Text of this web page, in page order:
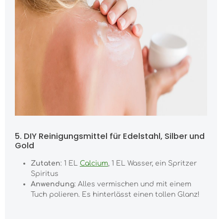
5. DIY Reinigungsmittel für Edelstahl, Silber und
Gold
Zutaten: 1 EL Calcium, 1 EL Wasser, ein Spritzer
Spiritus
Anwendung: Alles vermischen und mit einem
Tuch polieren. Es hinterlässt einen tollen Glanz!